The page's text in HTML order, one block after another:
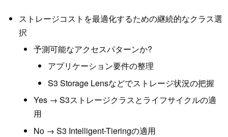
ストレージコストを最適化するための継続的なクラス選
択
予測可能なアクセスパターンか?
アプリケーション要件の整理
S3 Storage Lensなどでストレージ状況の把握
Yes → S3ストレージクラスとライフサイクルの適
用
No → S3 Intelligent-Tieringの適用